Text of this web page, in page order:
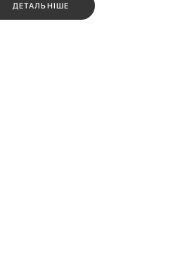
ДЕТАЛЬНІШЕ